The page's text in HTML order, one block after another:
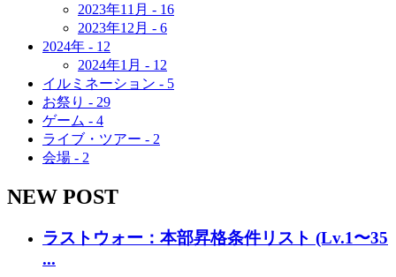
2023年11月 - 16
2023年12月 - 6
2024年 - 12
2024年1月 - 12
イルミネーション - 5
お祭り - 29
ゲーム - 4
ライブ・ツアー - 2
会場 - 2
NEW POST
ラストウォー：本部昇格条件リスト (Lv.1〜35
...